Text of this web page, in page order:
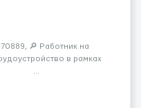
🔎 Работник на
в рамках
...